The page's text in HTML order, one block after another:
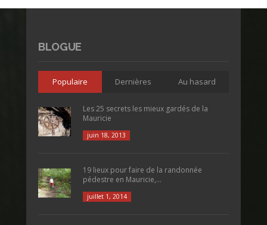
BLOGUE
Populaire Dernières Au hasard
Les 25 secrets les mieux gardés de la
Mauricie
juin 18, 2013
19 lieux pour faire de la randonnée
pédestre en Mauricie,...
juillet 1, 2014